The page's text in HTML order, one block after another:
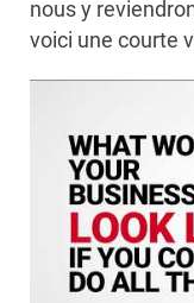
nous y
voici une courte